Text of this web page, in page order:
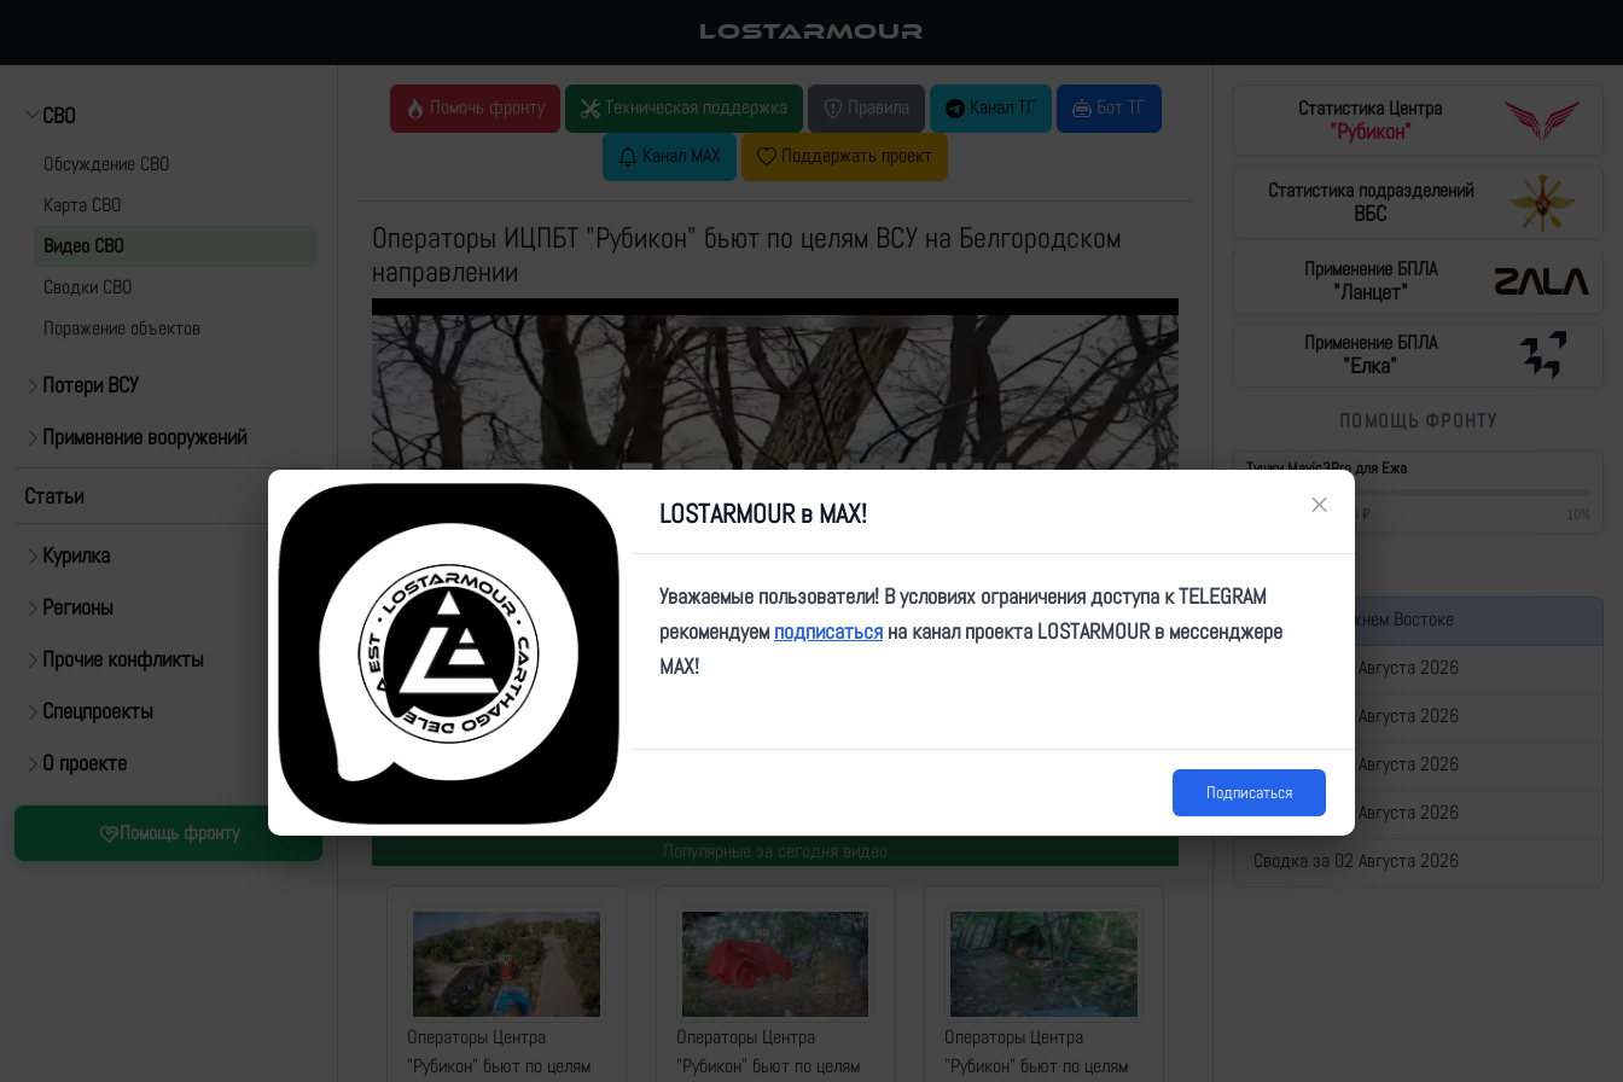
LOSTARMOUR
СВО
Обсуждение СВО
Карта СВО
Видео СВО
Cводки СВО
Поражение объектов
Потери ВСУ
Применение вооружений
Статьи
Курилка
Регионы
Прочие конфликты
Спецпроекты
О проекте
Помощь фронту
Помочь фронту Техническая поддержка Правила Канал ТГ
Бот ТГ
Канал MAX
Поддержать проект
Операторы ИЦПБТ "Рубикон" бьют по целям ВСУ на Белгородском
направлении
Play
Video
77165| Автор:
Популярные за сегодня видео
Операторы Центра
"Рубикон" бьют по целям
Операторы Центра
"Рубикон" бьют по целям
Операторы Центра
"Рубикон" бьют по целям
Статистика Центра
"Рубикон"
Статистика подразделений
ВБС
Применение БПЛА
"Ланцет"
Применение БПЛА
"Елка"
ПОМОЩЬ ФРОНТУ
Тушки Mavic3Pro для Ежа
430 000 ₽ 10%
Война на Ближнем Востоке
Сводка за 06 Августа 2026
Сводка за 05 Августа 2026
Сводка за 04 Августа 2026
Сводка за 03 Августа 2026
Сводка за 02 Августа 2026
LOSTARMOUR в MAX! ×
Уважаемые пользователи! В условиях ограничения доступа к TELEGRAM
рекомендуем подписаться на канал проекта LOSTARMOUR в мессенджере
MAX!
Подписаться